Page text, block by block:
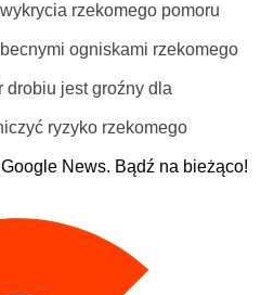
rzekomego pomoru
ogniskami rzekomego
drobiu jest groźny dla
ryzyko rzekomego
News. Bądź na bieżąco!